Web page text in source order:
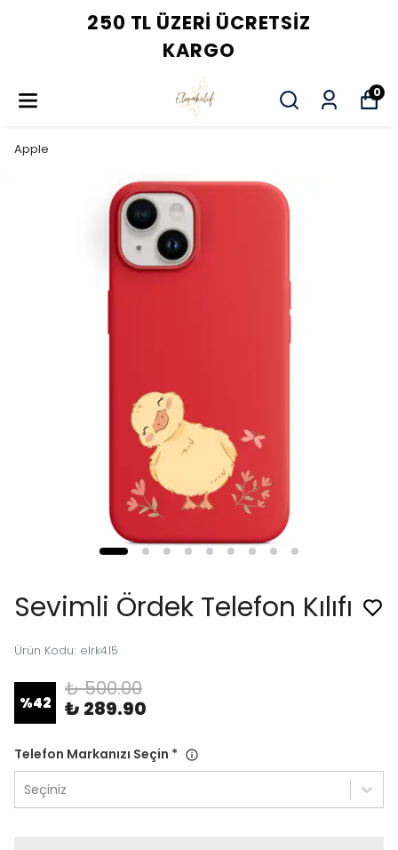
250 TL ÜZERI ÜCRETSIZ
KARGO
0
Apple
Sevimli Ördek Telefon Kılıfı
Ürün Kodu: elrk415
%42
₺ 500.00
₺ 289.90
Telefon Markanızı Seçin *
Seçiniz